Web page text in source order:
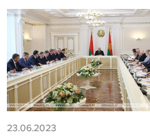
23.06.2023